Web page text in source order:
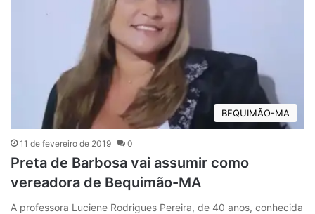
BEQUIMÃO-MA
11 de fevereiro de 2019 0
Preta de Barbosa vai assumir como
vereadora de Bequimão-MA
A professora Luciene Rodrigues Pereira, de 40 anos, conhecida